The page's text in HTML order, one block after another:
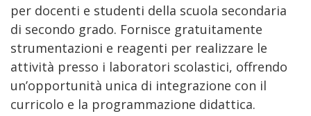
per docenti e studenti della scuola secondaria
di secondo grado. Fornisce gratuitamente
strumentazioni e reagenti per realizzare le
attività presso i laboratori scolastici, offrendo
un’opportunità unica di integrazione con il
curricolo e la programmazione didattica.